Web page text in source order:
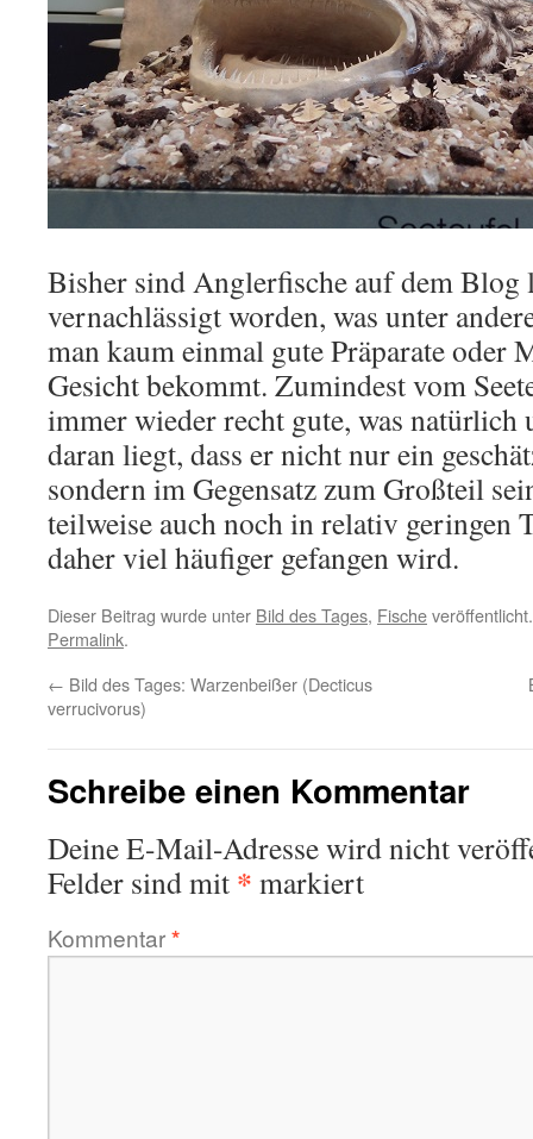
Bisher sind Anglerfische auf dem Blog
vernachlässigt worden, was unter
man kaum einmal gute Präparate oder
Gesicht bekommt. Zumindest vom
immer wieder recht gute, was natürlich
daran liegt, dass er nicht nur ein
sondern im Gegensatz zum Großteil
teilweise auch noch in relativ geringen
daher viel häufiger gefangen wird.
Dieser Beitrag wurde unter Bild des Tages, Fische
Permalink.
← Bild des Tages: Warzenbeißer (Decticus
verrucivorus)
Schreibe einen Kommentar
Deine E-Mail-Adresse wird nicht
Felder sind mit * markiert
Kommentar*